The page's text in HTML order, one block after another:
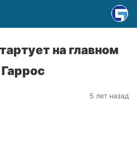
на главном
5 лет назад